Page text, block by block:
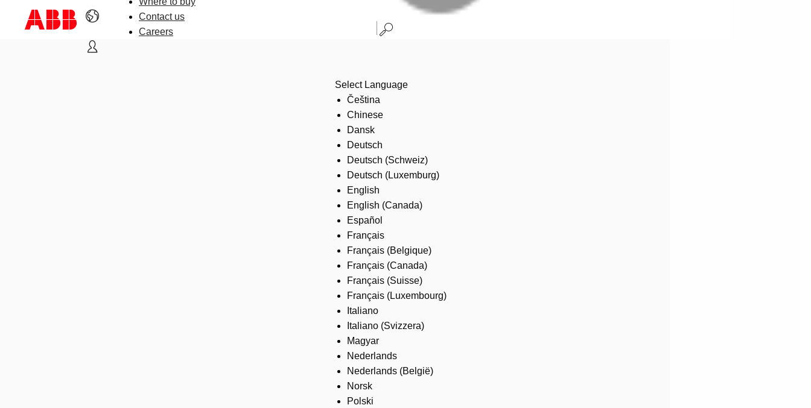
Contact us
Careers
Select Language
Čeština
Chinese
Dansk
Deutsch
Deutsch (Schweiz)
Deutsch (Luxemburg)
English
English (Canada)
Español
Français
Français (Belgique)
Français (Canada)
Français (Suisse)
Français (Luxembourg)
Italiano
Italiano (Svizzera)
Magyar
Nederlands
Nederlands (België)
Norsk
Polski